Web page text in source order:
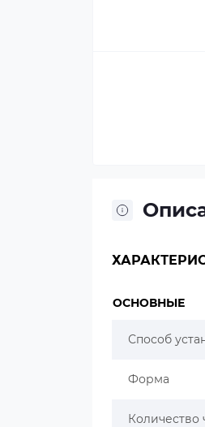
ОСНОВНЫЕ
Способ
Форма
Количество